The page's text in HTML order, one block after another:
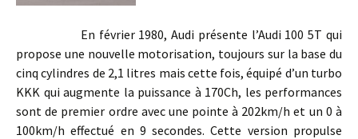
En février 1980, Audi présente l’Audi 100 5T qui
propose une nouvelle motorisation, toujours sur la base du
cinq cylindres de 2,1 litres mais cette fois, équipé d’un turbo
KKK qui augmente la puissance à 170Ch, les performances
sont de premier ordre avec une pointe à 202km/h et un 0 à
100km/h effectué en 9 secondes. Cette version propulse